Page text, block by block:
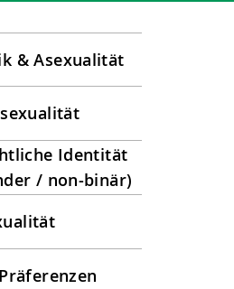
& Asexualität
Identität
/ non-binär)